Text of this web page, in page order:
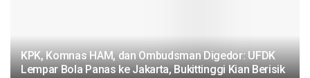
KPK, Komnas HAM, dan Ombudsman Digedor: UFDK
Lempar Bola Panas ke Jakarta, Bukittinggi Kian Berisik